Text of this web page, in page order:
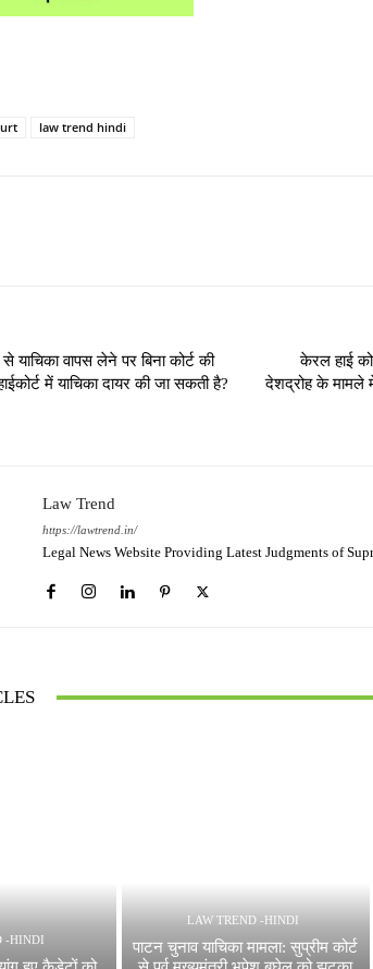
law trend hindi
याचिका वापस लेने पर बिना कोर्ट की
में याचिका दायर की जा सकती है?
केरल हाई
देशद्रोह के मामले
Law Trend
https://lawtrend.in/
Legal News Website Providing Latest Judgments of
-HINDI
LAW TREND -HINDI
पाटन चुनाव याचिका मामला: सुप्रीम कोर्ट